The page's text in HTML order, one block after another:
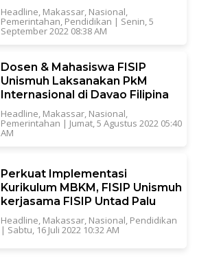
Headline, Makassar, Nasional,
Pemerintahan, Pendidikan | Senin, 5
September 2022 08:38 AM
Dosen & Mahasiswa FISIP
Unismuh Laksanakan PkM
Internasional di Davao Filipina
Headline, Makassar, Nasional,
Pemerintahan | Jumat, 5 Agustus 2022 05:40
AM
Perkuat Implementasi
Kurikulum MBKM, FISIP Unismuh
kerjasama FISIP Untad Palu
Headline, Makassar, Nasional, Pendidikan
| Sabtu, 16 Juli 2022 10:32 AM